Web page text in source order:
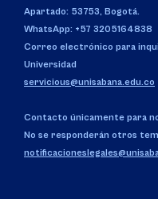
Apartado: 53753, Bogotá.
WhatsApp: +57 3205164838
Correo electrónico para
Universidad
servicious@unisabana.edu.co
Contacto únicamente para
No se responderán otros